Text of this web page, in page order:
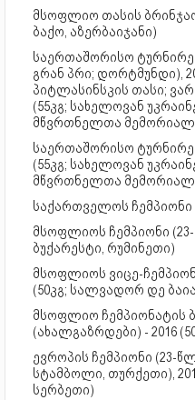
მსოფლიო თასის
ბაქო, აზერბაიჯანი)
საერთაშორისო
გრან პრი; დორტმუნდი),
პიტლასინსკის თასი;
(55კგ; სახელოვან
მწვრთნელთა
საერთაშორისო
(55კგ; სახელოვან
მწვრთნელთა
საქართველოს ჩემპიონი
მსოფლიოს ჩემპიონი
ბუქარესტი, რუმინეთი)
მსოფლიოს ვიცე-
(50კგ; სალვადორ დე
მსოფლიო ჩემპიონატის
(ახალგაზრდები) - 2016
ევროპის ჩემპიონი (23-
სტამბოლი, თურქეთი),
სერბეთი)